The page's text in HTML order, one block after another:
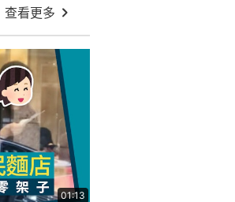
查看更多
01:13